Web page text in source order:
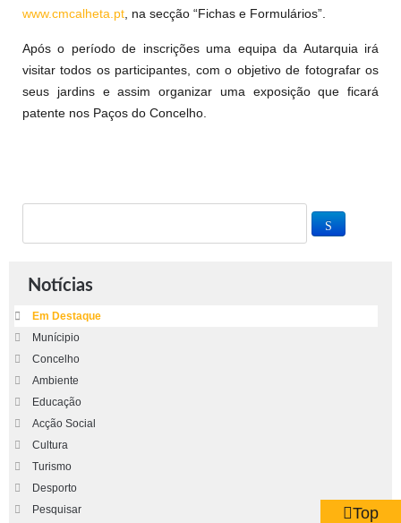
www.cmcalheta.pt , na secção “Fichas e Formulários”.
Após o período de inscrições uma equipa da Autarquia irá
visitar todos os participantes, com o objetivo de fotografar os
seus jardins e assim organizar uma exposição que ficará
patente nos Paços do Concelho.
Notícias
Em Destaque
Munícipio
Concelho
Ambiente
Educação
Acção Social
Cultura
Turismo
Desporto
Pesquisar
Top